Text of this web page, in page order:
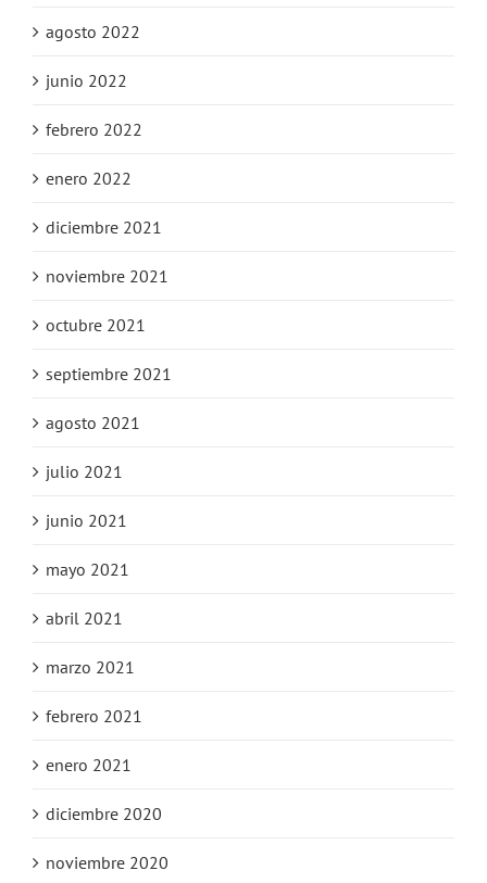
agosto 2022
junio 2022
febrero 2022
enero 2022
diciembre 2021
noviembre 2021
octubre 2021
septiembre 2021
agosto 2021
julio 2021
junio 2021
mayo 2021
abril 2021
marzo 2021
febrero 2021
enero 2021
diciembre 2020
noviembre 2020